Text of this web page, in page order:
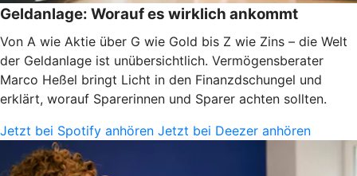
Geldanlage: Worauf es wirklich ankommt
Von A wie Aktie über G wie Gold bis Z wie Zins – die Welt
der Geldanlage ist unübersichtlich. Vermögensberater
Marco Heßel bringt Licht in den Finanzdschungel und
erklärt, worauf Sparerinnen und Sparer achten sollten.
Jetzt bei Spotify anhören Jetzt bei Deezer anhören